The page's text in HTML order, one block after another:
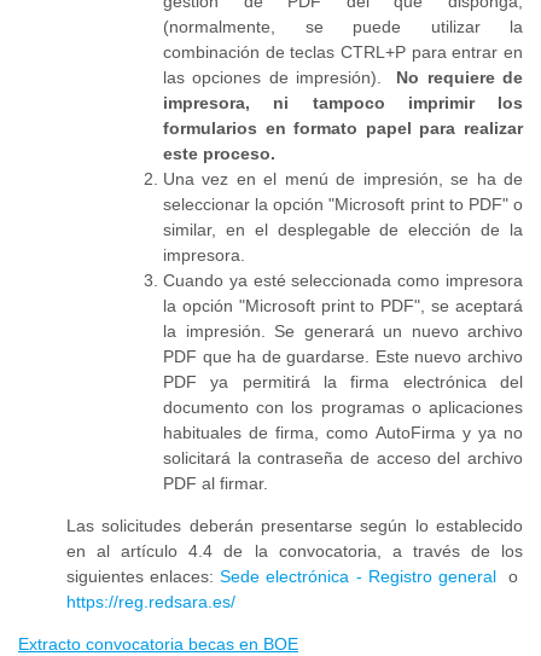
(normalmente, se puede utilizar la
combinación de teclas CTRL+P para entrar en
las opciones de impresión). No requiere de
impresora, ni tampoco imprimir los
formularios en formato papel para realizar
este proceso.
Una vez en el menú de impresión, se ha de
seleccionar la opción "Microsoft print to PDF" o
similar, en el desplegable de elección de la
impresora.
Cuando ya esté seleccionada como impresora
la opción "Microsoft print to PDF", se aceptará
la impresión. Se generará un nuevo archivo
PDF que ha de guardarse. Este nuevo archivo
PDF ya permitirá la firma electrónica del
documento con los programas o aplicaciones
habituales de firma, como AutoFirma y ya no
solicitará la contraseña de acceso del archivo
PDF al firmar.
Las solicitudes deberán presentarse según lo establecido
en al artículo 4.4 de la convocatoria, a través de los
siguientes enlaces:Sede electrónica - Registro generalo
https://reg.redsara.es/
Extracto convocatoria becas en BOE